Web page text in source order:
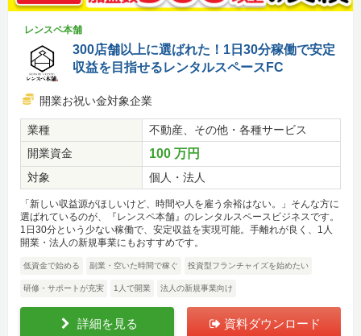
レンスペ本舗
300店舗以上に選ばれた！1日30分稼働で安定
収益を目指せるレンタルスペースFC
開業お祝い金対象企業
業種
不動産、その他・各種サービス
開業資金
100 万円
対象 個人・法人
「新しい収益源がほしいけど、時間や人を雇う余裕はない。」そんな方に
選ばれているのが、『レンスペ本舗』のレンタルスペースビジネスです。
1日30分という少ない稼働で、安定収益を実現可能。手離れが良く、1人
開業・法人の新規事業にもおすすめです。
低資金で始める 副業・空いた時間で稼ぐ 投資型フランチャイズを始めたい
研修・サポートが充実 1人で開業 法人の新規事業向け
詳細を見る 資料ダウンロード